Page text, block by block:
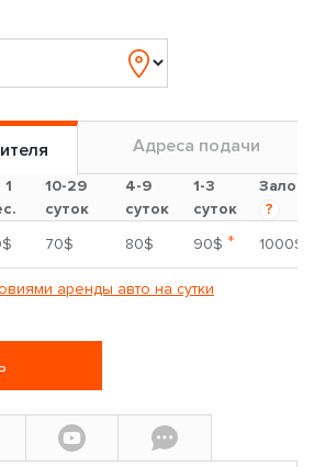
Адреса подачи
1
10-29
суток
4-9
суток
1-3
суток
Залог
?
70$ 80$ 90$ * 1000$
аренды авто на сутки